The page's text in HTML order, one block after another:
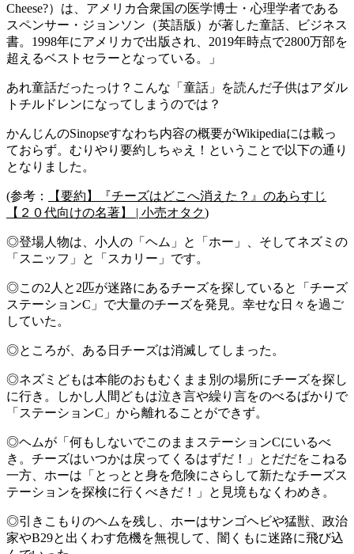
Cheese?）は、アメリカ合衆国の医学博士・心理学者である
スペンサー・ジョンソン（英語版）が著した童話、ビジネス
書。1998年にアメリカで出版され、2019年時点で2800万部を
超えるベストセラーとなっている。」
あれ童話だったっけ？こんな「童話」を読んだ子供はアダル
トチルドレンになってしまうのでは？
かんじんのSinopseすなわち内容の概要がWikipediaには載っ
ておらず。むりやり要約しちゃえ！ということで以下の通り
となりました。
(参考：
【要約】『チーズはどこへ消えた？』のあらすじ
【２０代向けの名著】 | 小売オタク)
◎登場人物は、小人の「ヘム」と「ホー」、そしてネズミの
「スニッフ」と「スカリー」です。
◎この2人と2匹が迷路にあるチーズを探していると「チーズ
ステーションC」で大量のチーズを発見。幸せな日々を過ご
していた。
◎ところが、ある日チーズは消滅してしまった。
◎ネズミどもは本能のおもむくまま別の場所にチーズを探し
に行き。しかし人間どもは泣き言や繰り言をのべるばかりで
「ステーションC」から離れることができず。
◎ヘムが「何もしないでこのままステーションCにいるべ
き。チーズはいつかは戻ってくるはずだ！」とだだをこねる
一方、ホーは「とっとと身を危険にさらして新たなチーズス
テーションを探検に行くべきだ！」と見境もなくわめき。
◎引きこもりのヘムを残し、ホーはサンゴヘビや猛獣、政治
家やB29と出くわす危機を無視して、闇くもに迷路に飛び込